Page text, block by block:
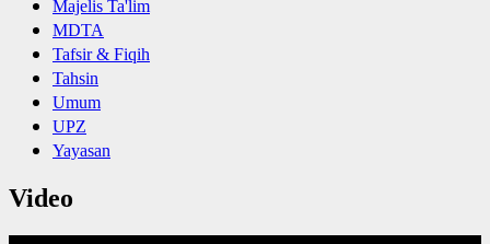
Majelis Ta'lim
MDTA
Tafsir & Fiqih
Tahsin
Umum
UPZ
Yayasan
Video